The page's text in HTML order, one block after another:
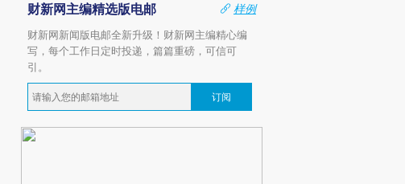
财新网主编精选版电邮
样例
财新网新闻版电邮全新升级！财新网主编精心编
写，每个工作日定时投递，篇篇重磅，可信可
引。
订阅